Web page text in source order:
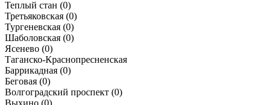
Теплый стан (0)
Третьяковская (0)
Тургеневская (0)
Шаболовская (0)
Ясенево (0)
Таганско-Краснопресненская
Баррикадная (0)
Беговая (0)
Волгоградский проспект (0)
Выхино (0)